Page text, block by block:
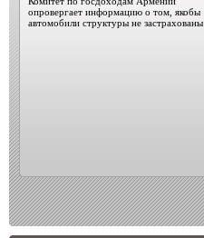
опровергает информацию о том, якобы
автомобили структуры не застрахованы